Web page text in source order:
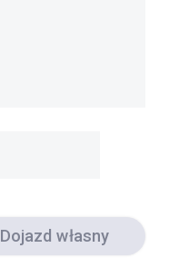
Dojazd własny